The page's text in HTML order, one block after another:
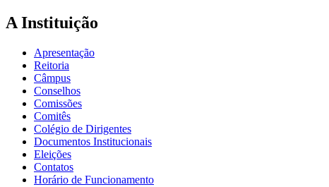
A Instituição
Apresentação
Reitoria
Câmpus
Conselhos
Comissões
Comitês
Colégio de Dirigentes
Documentos Institucionais
Eleições
Contatos
Horário de Funcionamento